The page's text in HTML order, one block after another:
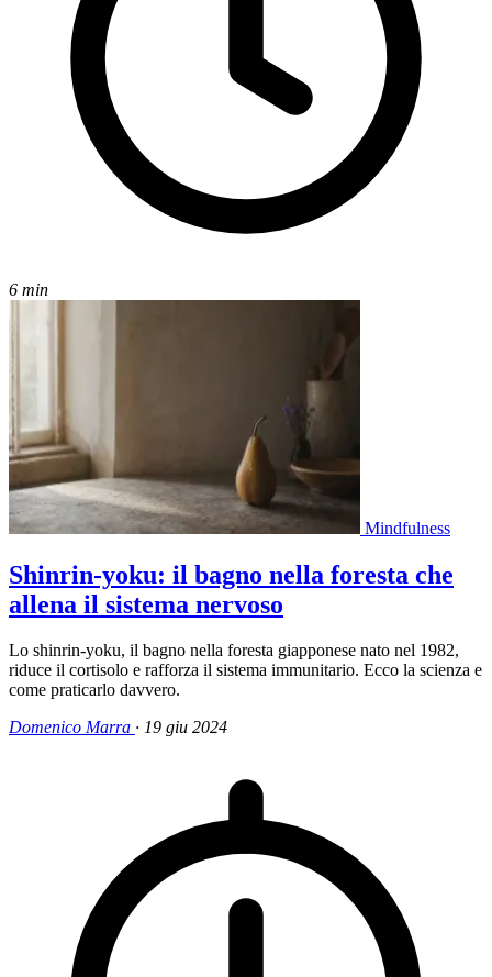
6 min
Mindfulness
Shinrin-yoku: il bagno nella foresta che
allena il sistema nervoso
Lo shinrin-yoku, il bagno nella foresta giapponese nato nel 1982,
riduce il cortisolo e rafforza il sistema immunitario. Ecco la scienza e
come praticarlo davvero.
Domenico Marra · 19 giu 2024